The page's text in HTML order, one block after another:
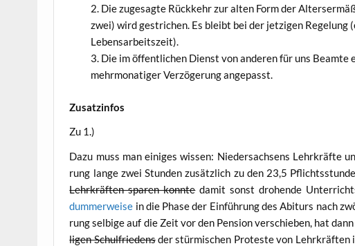
Die zuge­sag­te Rück­kehr zur alten Form der
zwei) wird gestri­chen. Es bleibt bei der jet­zi­gen Rege­lung
Lebensarbeitszeit).
Die im öffent­li­chen Dienst von ande­ren für uns
mehr­mo­na­ti­ger Ver­zö­ge­rung angepasst.
Zusatz­in­fos
Zu 1.)
Dazu muss man eini­ges wis­sen: Nie­der­sach­sens Lehr­kräf­te
rung lan­ge zwei Stun­den zusätz­lich zu den 23,5
Lehr­kräf­ten spa­ren konn­tedamit sonst dro­hen­de
dum­mer­wei­se in die Pha­se der Ein­füh­rung des Abiturs nach
rung sel­bi­ge auf die Zeit vor den Pen­si­on ver­schie­ben, hat
li­gen Schul­frie­densder stür­mi­schen Pro­tes­te von Lehr­kräf­ten